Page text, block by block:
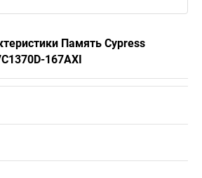
Память Cypress
167AXI